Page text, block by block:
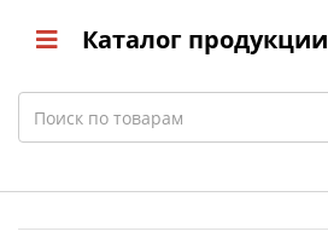
Каталог продукции
Search